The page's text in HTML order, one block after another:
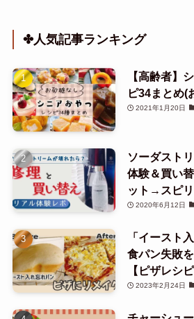
✤人気記事ランキング
【高齢者】
ピ34まとめ(
2021年1月20日
ソーダスト
体験＆買い
ット→スピリ
2020年6月12日
「イースト
食パン失敗
【ピザレシピ
2023年2月24日